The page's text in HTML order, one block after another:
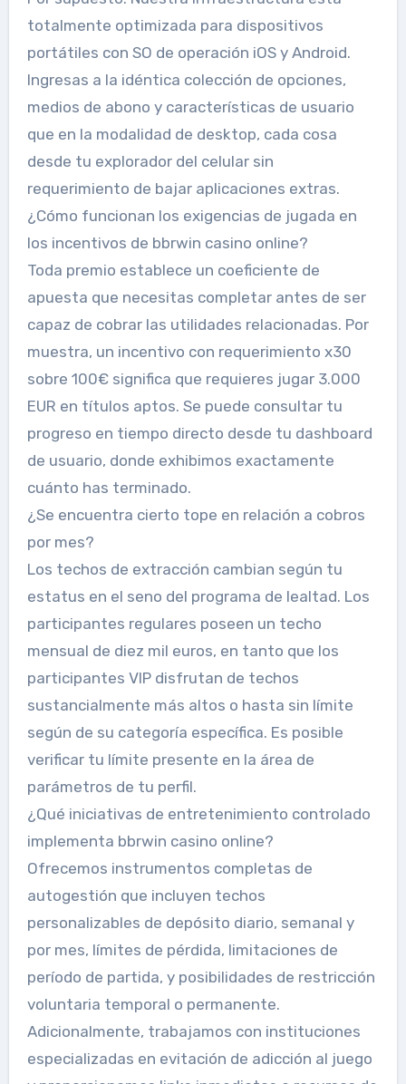
totalmente optimizada para dispositivos
portátiles con SO de operación iOS y Android.
Ingresas a la idéntica colección de opciones,
medios de abono y características de usuario
que en la modalidad de desktop, cada cosa
desde tu explorador del celular sin
requerimiento de bajar aplicaciones extras.
¿Cómo funcionan los exigencias de jugada en
los incentivos de bbrwin casino online?
Toda premio establece un coeficiente de
apuesta que necesitas completar antes de ser
capaz de cobrar las utilidades relacionadas. Por
muestra, un incentivo con requerimiento x30
sobre 100€ significa que requieres jugar 3.000
EUR en títulos aptos. Se puede consultar tu
progreso en tiempo directo desde tu dashboard
de usuario, donde exhibimos exactamente
cuánto has terminado.
¿Se encuentra cierto tope en relación a cobros
por mes?
Los techos de extracción cambian según tu
estatus en el seno del programa de lealtad. Los
participantes regulares poseen un techo
mensual de diez mil euros, en tanto que los
participantes VIP disfrutan de techos
sustancialmente más altos o hasta sin límite
según de su categoría específica. Es posible
verificar tu límite presente en la área de
parámetros de tu perfil.
¿Qué iniciativas de entretenimiento controlado
implementa bbrwin casino online?
Ofrecemos instrumentos completas de
autogestión que incluyen techos
personalizables de depósito diario, semanal y
por mes, límites de pérdida, limitaciones de
período de partida, y posibilidades de restricción
voluntaria temporal o permanente.
Adicionalmente, trabajamos con instituciones
especializadas en evitación de adicción al juego